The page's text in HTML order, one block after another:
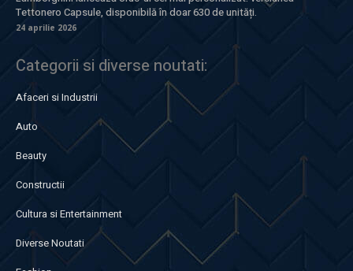
Tettonero Capsule, disponibilă în doar 630 de unități.
24 aprilie 2026
Categorii si diverse noutati:
Afaceri si Industrii
Auto
Beauty
Constructii
Cultura si Entertainment
Diverse Noutati